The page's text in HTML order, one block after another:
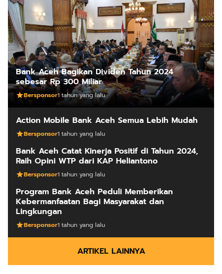
Bank Aceh Bagikan Dividen Tahun 2024
sebesar Rp 300 Miliar
Bersponsor1 tahun yang lalu
Action Mobile Bank Aceh Semua Lebih Mudah
Bersponsor1 tahun yang lalu
Bank Aceh Catat Kinerja Positif di Tahun 2024,
Raih Opini WTP dari KAP Heliantono
Bersponsor1 tahun yang lalu
Program Bank Aceh Peduli Memberikan
Kebermanfaatan Bagi Masyarakat dan
Lingkungan
Bersponsor1 tahun yang lalu
ARTIKEL LAINNYA